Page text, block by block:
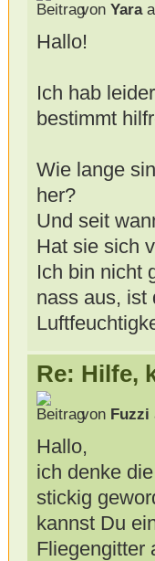
von Yara
Hallo!
Ich hab
bestimmt
Wie lange
her?
Und seit
Hat sie sich
Ich bin nicht
nass aus, ist
Re: Hilfe,
von Fuzzi
Hallo,
ich denke
stickig
kannst Du
Fliegengitter